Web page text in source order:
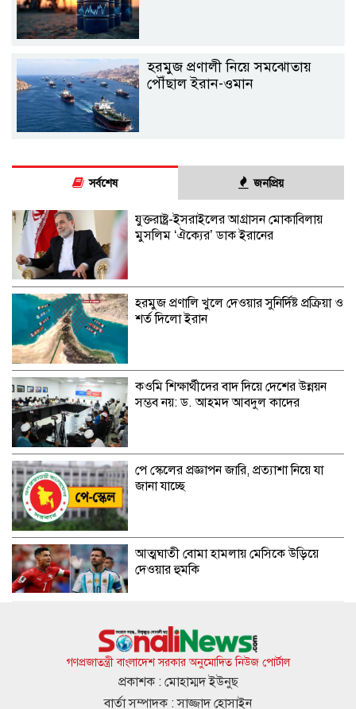
হরমুজ প্রণালী নিয়ে সমঝোতায়
পৌঁছাল ইরান-ওমান
সর্বশেষ জনপ্রিয়
যুক্তরাষ্ট্র-ইসরাইলের আগ্রাসন মোকাবিলায়
মুসলিম ‘ঐক্যের’ ডাক ইরানের
হরমুজ প্রণালি খুলে দেওয়ার সুনির্দিষ্ট প্রক্রিয়া ও
শর্ত দিলো ইরান
কওমি শিক্ষার্থীদের বাদ দিয়ে দেশের উন্নয়ন
সম্ভব নয়: ড. আহমদ আবদুল কাদের
পে স্কেলের প্রজ্ঞাপন জারি, প্রত্যাশা নিয়ে যা
জানা যাচ্ছে
আত্মঘাতী বোমা হামলায় মেসিকে উড়িয়ে
দেওয়ার হুমকি
সারাদেশে হাম ও উপসর্গে আরও ৪ শিশুর
মৃত্যু
গণপ্রজাতন্ত্রী বাংলাদেশ সরকার অনুমোদিত নিউজ পোর্টাল
প্রকাশক : মোহাম্মদ ইউনুছ
বার্তা সম্পাদক : সাজ্জাদ হোসাইন